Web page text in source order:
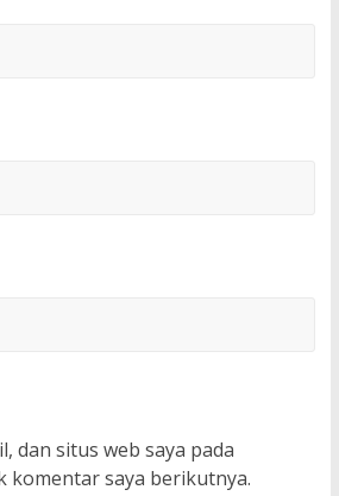
dan situs web saya pada
komentar saya berikutnya.